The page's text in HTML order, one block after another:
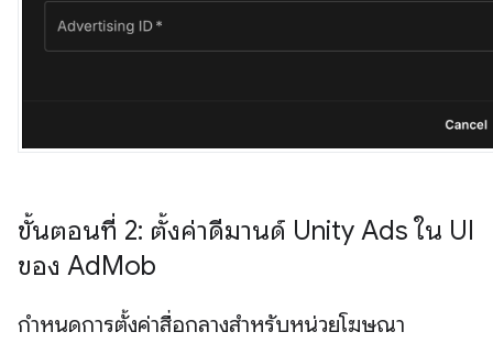
ขั้นตอนที่ 2: ตั้งค่าดีมานด์ Unity Ads ใน UI
ของ AdMob
กำหนดการตั้งค่าสื่อกลางสำหรับหน่วยโฆษณา